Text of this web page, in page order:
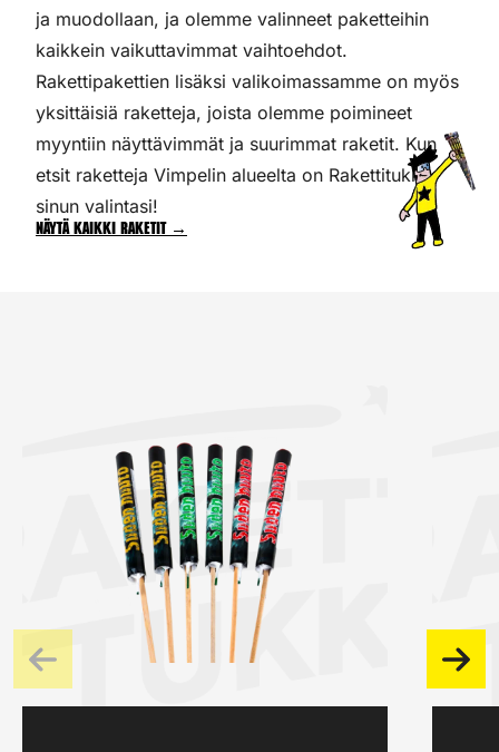
ja muodollaan, ja olemme valinneet paketteihin
kaikkein vaikuttavimmat vaihtoehdot.
Rakettipakettien lisäksi valikoimassamme on myös
yksittäisiä raketteja, joista olemme poimineet
myyntiin näyttävimmät ja suurimmat raketit. Kun
etsit raketteja Vimpelin alueelta on Rakettitukku
sinun valintasi!
Näytä kaikki raketit →